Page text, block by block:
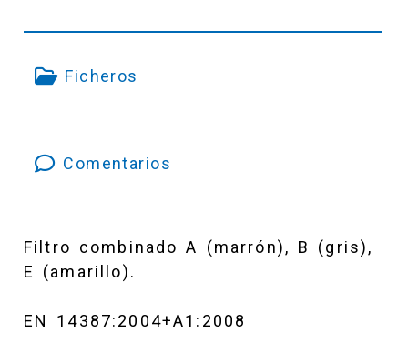
Ficheros
Comentarios
Filtro combinado A (marrón), B (gris),
E (amarillo).
EN 14387:2004+A1:2008